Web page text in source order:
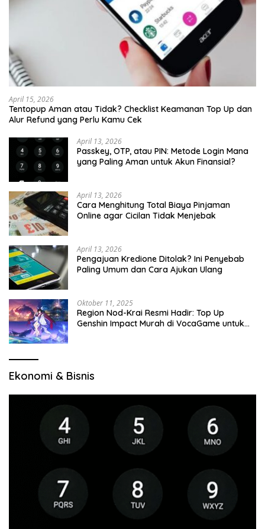
April 15, 2026
Tentopup Aman atau Tidak? Checklist Keamanan Top Up dan
Alur Refund yang Perlu Kamu Cek
April 13, 2026
Passkey, OTP, atau PIN: Metode Login Mana
yang Paling Aman untuk Akun Finansial?
April 13, 2026
Cara Menghitung Total Biaya Pinjaman
Online agar Cicilan Tidak Menjebak
April 13, 2026
Pengajuan Kredione Ditolak? Ini Penyebab
Paling Umum dan Cara Ajukan Ulang
Oktober 11, 2025
Region Nod-Krai Resmi Hadir: Top Up
Genshin Impact Murah di VocaGame untuk
Ekonomi & Bisnis